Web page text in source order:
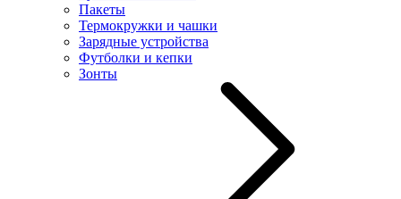
Пакеты
Термокружки и чашки
Зарядные устройства
Футболки и кепки
Зонты